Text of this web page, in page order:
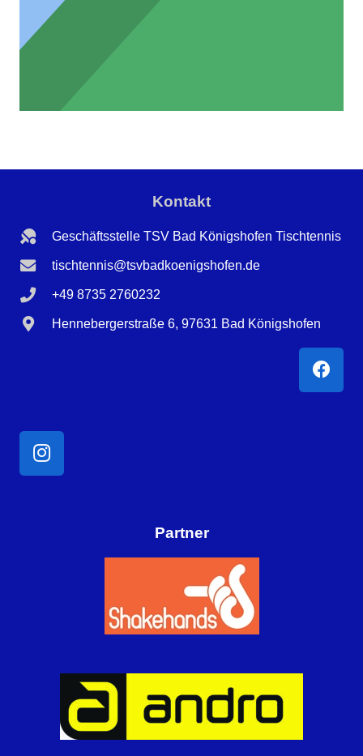
Kontakt
Geschäftsstelle TSV Bad Königshofen Tischtennis
tischtennis@tsvbadkoenigshofen.de
+49 8735 2760232
Hennebergerstraße 6, 97631 Bad Königshofen
Partner